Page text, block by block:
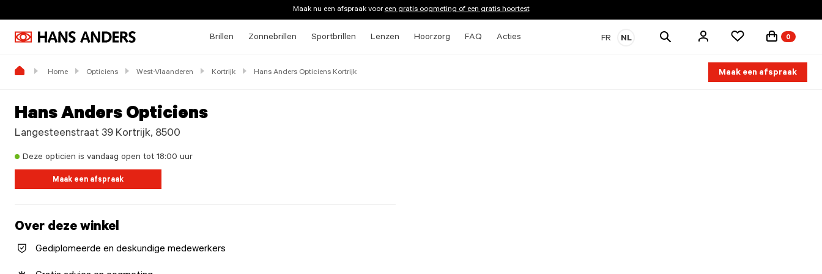
Maak nu een afspraak vooreen gratis oogmeting of een gratis hoortest
Brillen Zonnebrillen Sportbrillen Lenzen Hoorzorg FAQ Acties FR NL
Zoek
0
Home Opticiens West-Vlaanderen Kortrijk Hans Anders Opticiens Kortrijk Maak een afspraak
Hans Anders Opticiens
Langesteenstraat 39 Kortrijk, 8500
Deze opticien is vandaag open tot 18:00 uur
Maak een afspraak
Over deze winkel
Gediplomeerde en deskundige medewerkers